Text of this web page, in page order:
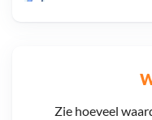
Zie hoeveel